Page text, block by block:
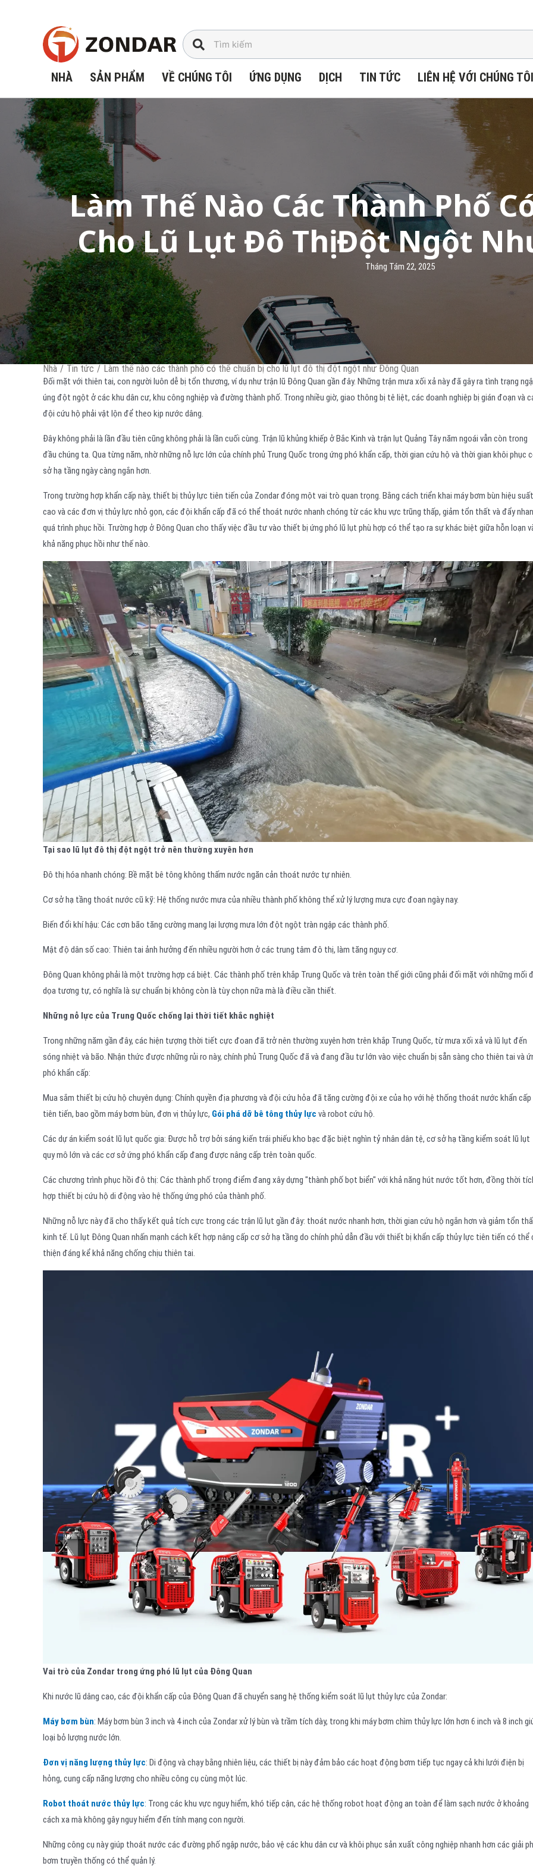
NHÀ SẢN PHẨM VỀ CHÚNG TÔI ỨNG DỤNG DỊCH TIN TỨC LIÊN HỆ VỚI CHÚNG TÔI
Làm Thế Nào Các Thành Phố
Cho Lũ Lụt Đô Thị Đột Ngột
Tháng Tám 22, 2025
Nhà / Tin tức / Làm thế nào các thành phố có thể chuẩn bị cho lũ lụt đô thị đột ngột như Đông Quan
Đối mặt với thiên tai, con người luôn dễ bị tổn thương, ví dụ như trận lũ Đông Quan gần đây. Những trận mưa xối xả này đã gây ra tình trạng
úng đột ngột ở các khu dân cư, khu công nghiệp và đường thành phố. Trong nhiều giờ, giao thông bị tê liệt, các doanh nghiệp bị gián đoạn và
đội cứu hộ phải vật lộn để theo kịp nước dâng.
Đây không phải là lần đầu tiên cũng không phải là lần cuối cùng. Trận lũ khủng khiếp ở Bắc Kinh và trận lụt Quảng Tây năm ngoái vẫn còn trong
đầu chúng ta. Qua từng năm, nhờ những nỗ lực lớn của chính phủ Trung Quốc trong ứng phó khẩn cấp, thời gian cứu hộ và thời gian khôi phục
sở hạ tầng ngày càng ngắn hơn.
Trong trường hợp khẩn cấp này, thiết bị thủy lực tiên tiến của Zondar đóng một vai trò quan trọng. Bằng cách triển khai máy bơm bùn hiệu suất
cao và các đơn vị thủy lực nhỏ gọn, các đội khẩn cấp đã có thể thoát nước nhanh chóng từ các khu vực trũng thấp, giảm tổn thất và đẩy
quá trình phục hồi. Trường hợp ở Đông Quan cho thấy việc đầu tư vào thiết bị ứng phó lũ lụt phù hợp có thể tạo ra sự khác biệt giữa hỗn loạn
khả năng phục hồi như thế nào.
Tại sao lũ lụt đô thị đột ngột trở nên thường xuyên hơn
Đô thị hóa nhanh chóng: Bề mặt bê tông không thấm nước ngăn cản thoát nước tự nhiên.
Cơ sở hạ tầng thoát nước cũ kỹ: Hệ thống nước mưa của nhiều thành phố không thể xử lý lượng mưa cực đoan ngày nay.
Biến đổi khí hậu: Các cơn bão tăng cường mang lại lượng mưa lớn đột ngột tràn ngập các thành phố.
Mật độ dân số cao: Thiên tai ảnh hưởng đến nhiều người hơn ở các trung tâm đô thị, làm tăng nguy cơ.
Đông Quan không phải là một trường hợp cá biệt. Các thành phố trên khắp Trung Quốc và trên toàn thế giới cũng phải đối mặt với những mối
dọa tương tự, có nghĩa là sự chuẩn bị không còn là tùy chọn nữa mà là điều cần thiết.
Những nỗ lực của Trung Quốc chống lại thời tiết khắc nghiệt
Trong những năm gần đây, các hiện tượng thời tiết cực đoan đã trở nên thường xuyên hơn trên khắp Trung Quốc, từ mưa xối xả và lũ lụt đến
sóng nhiệt và bão. Nhận thức được những rủi ro này, chính phủ Trung Quốc đã và đang đầu tư lớn vào việc chuẩn bị sẵn sàng cho thiên tai và
phó khẩn cấp:
Mua sắm thiết bị cứu hộ chuyên dụng: Chính quyền địa phương và đội cứu hỏa đã tăng cường đội xe của họ với hệ thống thoát nước khẩn cấp
tiên tiến, bao gồm máy bơm bùn, đơn vị thủy lực, Gói phá dỡ bê tông thủy lực và robot cứu hộ.
Các dự án kiểm soát lũ lụt quốc gia: Được hỗ trợ bởi sáng kiến trái phiếu kho bạc đặc biệt nghìn tỷ nhân dân tệ, cơ sở hạ tầng kiểm soát lũ lụt
quy mô lớn và các cơ sở ứng phó khẩn cấp đang được nâng cấp trên toàn quốc.
Các chương trình phục hồi đô thị: Các thành phố trọng điểm đang xây dựng "thành phố bọt biển" với khả năng hút nước tốt hơn, đồng thời
hợp thiết bị cứu hộ di động vào hệ thống ứng phó của thành phố.
Những nỗ lực này đã cho thấy kết quả tích cực trong các trận lũ lụt gần đây: thoát nước nhanh hơn, thời gian cứu hộ ngắn hơn và giảm tổn
kinh tế. Lũ lụt Đông Quan nhấn mạnh cách kết hợp nâng cấp cơ sở hạ tầng do chính phủ dẫn đầu với thiết bị khẩn cấp thủy lực tiên tiến có thể
thiện đáng kể khả năng chống chịu thiên tai.
Vai trò của Zondar trong ứng phó lũ lụt của Đông Quan
Khi nước lũ dâng cao, các đội khẩn cấp của Đông Quan đã chuyển sang hệ thống kiểm soát lũ lụt thủy lực của Zondar:
Máy bơm bùn: Máy bơm bùn 3 inch và 4 inch của Zondar xử lý bùn và trầm tích dày, trong khi máy bơm chìm thủy lực lớn hơn 6 inch và 8 inch
loại bỏ lượng nước lớn.
Đơn vị năng lượng thủy lực: Di động và chạy bằng nhiên liệu, các thiết bị này đảm bảo các hoạt động bơm tiếp tục ngay cả khi lưới điện bị
hỏng, cung cấp năng lượng cho nhiều công cụ cùng một lúc.
Robot thoát nước thủy lực: Trong các khu vực nguy hiểm, khó tiếp cận, các hệ thống robot hoạt động an toàn để làm sạch nước ở khoảng
cách xa mà không gây nguy hiểm đến tính mạng con người.
Những công cụ này giúp thoát nước các đường phố ngập nước, bảo vệ các khu dân cư và khôi phục sản xuất công nghiệp nhanh hơn các giải
bơm truyền thống có thể quản lý.